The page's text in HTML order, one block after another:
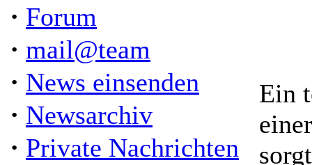
· Forum
· mail@team
· News einsenden
· Newsarchiv
· Private Nachrichten
Ein